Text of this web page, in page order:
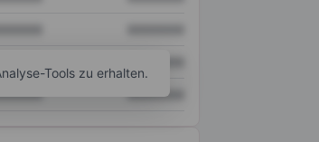
XXXXXXX
Tools zu erhalten.